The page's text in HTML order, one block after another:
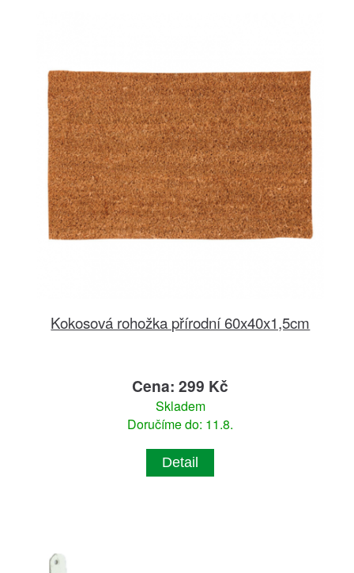
Kokosová rohožka přírodní 60x40x1,5cm
Cena: 299 Kč
Skladem
Doručíme do: 11.8.
Detail